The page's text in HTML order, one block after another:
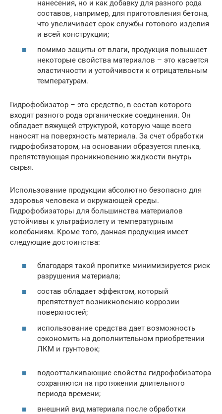
нанесения, но и как добавку для разного рода
составов, например, для приготовления бетона,
что увеличивает срок службы готового изделия
и всей конструкции;
помимо защиты от влаги, продукция повышает
некоторые свойства материалов – это касается
эластичности и устойчивости к отрицательным
температурам.
Гидрофобизатор – это средство, в состав которого
входят разного рода органические соединения. Он
обладает вяжущей структурой, которую чаще всего
наносят на поверхность материала. За счет обработки
гидрофобизатором, на основании образуется пленка,
препятствующая проникновению жидкости внутрь
сырья.
Использование продукции абсолютно безопасно для
здоровья человека и окружающей среды.
Гидрофобизаторы для большинства материалов
устойчивы к ультрафиолету и температурным
колебаниям. Кроме того, данная продукция имеет
следующие достоинства:
благодаря такой пропитке минимизируется риск
разрушения материала;
состав обладает эффектом, который
препятствует возникновению коррозии
поверхностей;
использование средства дает возможность
сэкономить на дополнительном приобретении
ЛКМ и грунтовок;
водоотталкивающие свойства гидрофобизатора
сохраняются на протяжении длительного
периода времени;
внешний вид материала после обработки